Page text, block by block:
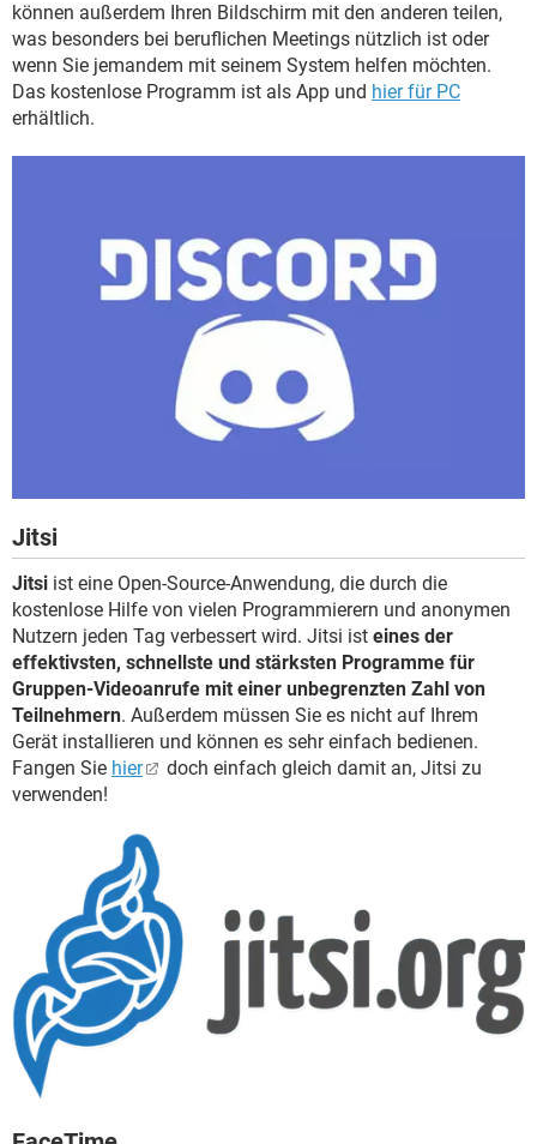
können außerdem Ihren Bildschirm mit den anderen teilen,
was besonders bei beruflichen Meetings nützlich ist oder
wenn Sie jemandem mit seinem System helfen möchten.
Das kostenlose Programm ist als App und hier für PC
erhältlich.
Jitsi
Jitsi ist eine Open-Source-Anwendung, die durch die
kostenlose Hilfe von vielen Programmierern und anonymen
Nutzern jeden Tag verbessert wird. Jitsi ist eines der
effektivsten, schnellste und stärksten Programme für
Gruppen-Videoanrufe mit einer unbegrenzten Zahl von
Teilnehmern. Außerdem müssen Sie es nicht auf Ihrem
Gerät installieren und können es sehr einfach bedienen.
Fangen Sie hier
doch einfach gleich damit an, Jitsi zu
verwenden!